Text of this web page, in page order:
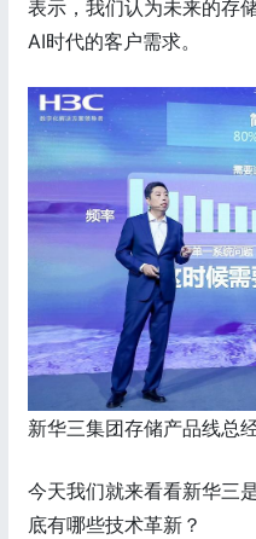
表示，我们认为未来的存
AI时代的客户需求。
新华三集团存储产品线总
今天我们就来看看新华三
底有哪些技术革新？